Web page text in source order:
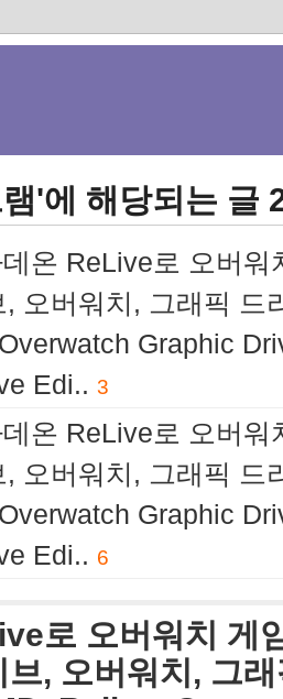
'에 해당되는 글
온 ReLive로 오버
, 오버워치, 그래픽 드
Graphic
Edi.. 3
온 ReLive로 오버
, 오버워치, 그래픽 드
Graphic
Edi.. 6
로 오버워치 게
브, 오버워치, 그